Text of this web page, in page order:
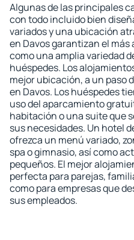
Algunas de las principales
con todo incluido bien
variados y una ubicación
en Davos garantizan el
como una amplia variedad
huéspedes. Los
mejor ubicación, a un paso
en Davos. Los huéspedes
uso del aparcamiento
habitación o una suite que
sus necesidades. Un hotel
ofrezca un menú variado,
spa o gimnasio, así como
pequeños. El mejor
perfecta para parejas,
como para empresas que
sus empleados.